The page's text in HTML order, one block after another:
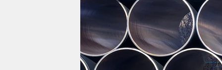
veranstaltungen
shop
fragen & hilfe